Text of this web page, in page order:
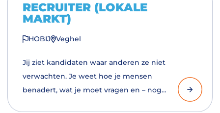
RECRUITER (LOKALE
MARKT)
HOBIJ Veghel
Jij ziet kandidaten waar anderen ze niet
verwachten. Je weet hoe je mensen
benadert, wat je moet vragen en – nog